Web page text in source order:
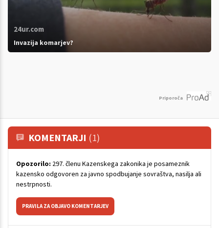
24ur.com
Invazija komarjev?
Priporoča
KOMENTARJI (1)
Opozorilo: 297. členu Kazenskega zakonika je posameznik
kazensko odgovoren za javno spodbujanje sovraštva, nasilja ali
nestrpnosti.
PRAVILA ZA OBJAVO KOMENTARJEV